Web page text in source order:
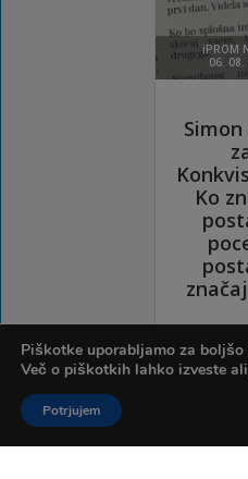
Piškotke uporabljamo za
Več o piškotkih lahko izveste
Potrjujem